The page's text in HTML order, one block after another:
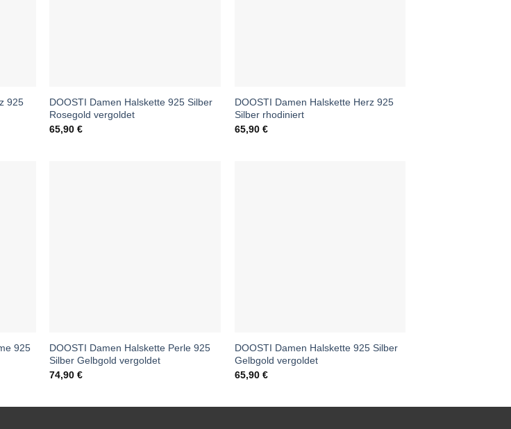
925
DOOSTI Damen Halskette 925 Silber
Rosegold vergoldet
65,90€
DOOSTI Damen Halskette Herz 925
Silber rhodiniert
65,90 €
925
DOOSTI Damen Halskette Perle 925
Silber Gelbgold vergoldet
74,90€
DOOSTI Damen Halskette 925 Silber
Gelbgold vergoldet
65,90 €